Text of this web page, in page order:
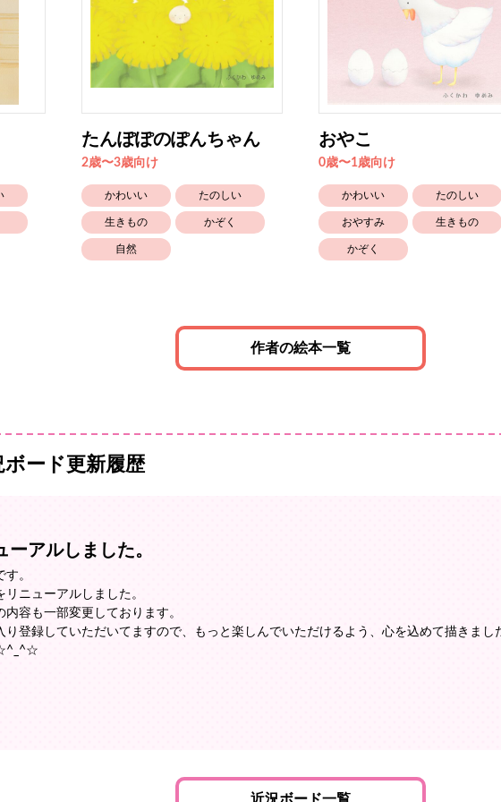
たんぽぽのぽんちゃん
2歳〜3歳向け
かわいい たのしい
生きもの かぞく
自然
おやこ
0歳〜1歳向け
かわいい たのしい
おやすみ 生きもの
かぞく
作者の絵本一覧
ード更新履歴
ーアルしました。
。
ニューアルしました。
容も一部変更しております。
り登録していただいてますので、もっと楽しんでいただけるよう、心を込めて描きまし
☆^_^☆